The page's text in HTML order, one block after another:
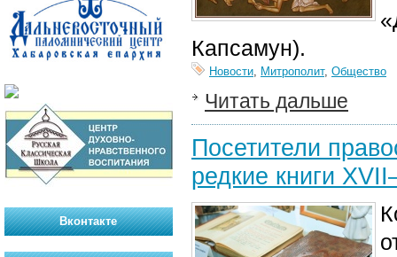
Капсамун).
Новости, Митрополит, Общество
Читать дальше
Посетители
редкие книги
Вконтакте